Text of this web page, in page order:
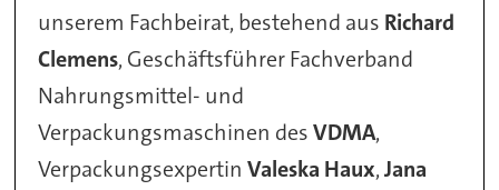
unserem Fachbeirat, bestehend aus Richard
Clemens, Geschäftsführer Fachverband
Nahrungsmittel- und
Verpackungsmaschinen desVDMA,
VerpackungsexpertinValeska Haux,Jana